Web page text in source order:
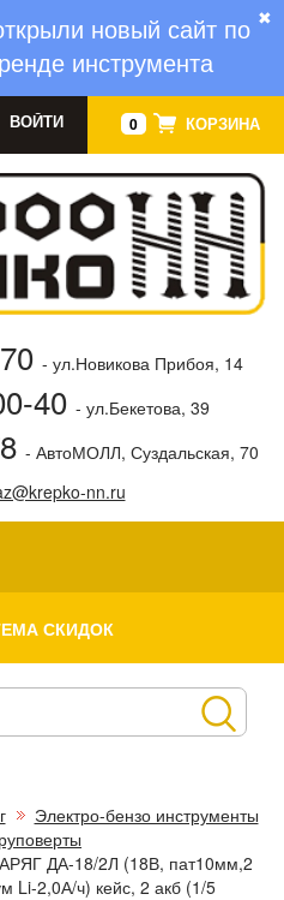
✖
новый сайт по
инструмента
0 КОРЗИНА
ВОЙТИ
- ул.Новикова Прибоя, 14
40 - ул.Бекетова, 39
- АвтоМОЛЛ, Суздальская, 70
nn.ru
СКИДОК
Электро-бензо инструменты
ДА-18/2Л (18В, пат10мм,2
Li-2,0А/ч) кейс, 2 акб (1/5